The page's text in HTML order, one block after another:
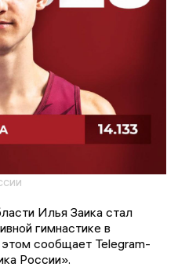
Илья Заика стал
гимнастике в
сообщает Telegram-
России».